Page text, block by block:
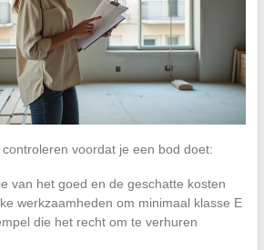
voordat je een bod doet:
van het goed en de geschatte kosten
werkzaamheden om minimaal klasse E
die het recht om te verhuren